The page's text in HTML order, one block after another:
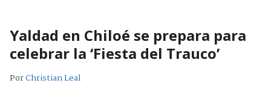
Yaldad en Chiloé se prepara para
celebrar la ‘Fiesta del Trauco’
PorChristian Leal